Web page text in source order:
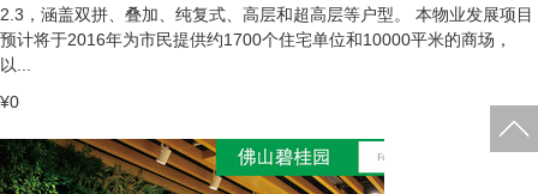
2.3，涵盖双拼、叠加、纯复式、高层和超高层等户型。 本物业发展项目
预计将于2016年为市民提供约1700个住宅单位和10000平米的商场，
以...
¥0